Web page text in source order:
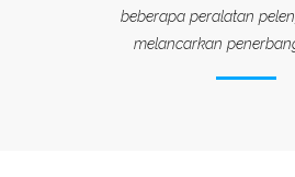
beberapa peralatan
melancarkan